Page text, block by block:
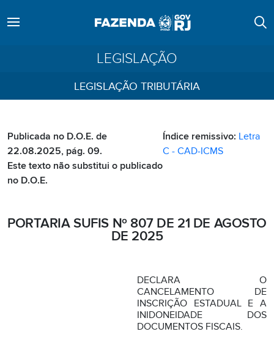
LEGISLAÇÃO
LEGISLAÇÃO TRIBUTÁRIA
Publicada no D.O.E. de
22.08.2025, pág. 09.
Este texto não substitui o publicado
no D.O.E.
Índice remissivo: Letra
C - CAD-ICMS
PORTARIA SUFIS Nº 807 DE 21 DE AGOSTO
DE 2025
DECLARA O
CANCELAMENTO DE
INSCRIÇÃO ESTADUAL E A
INIDONEIDADE DOS
DOCUMENTOS FISCAIS.